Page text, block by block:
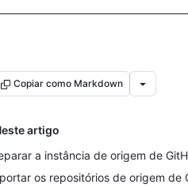
Copiar como Markdown
artigo
a instância de origem de
os repositórios de origem de